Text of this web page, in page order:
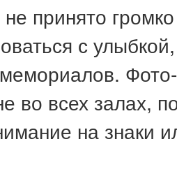
принято громко
с
во всех залах,
на знаки